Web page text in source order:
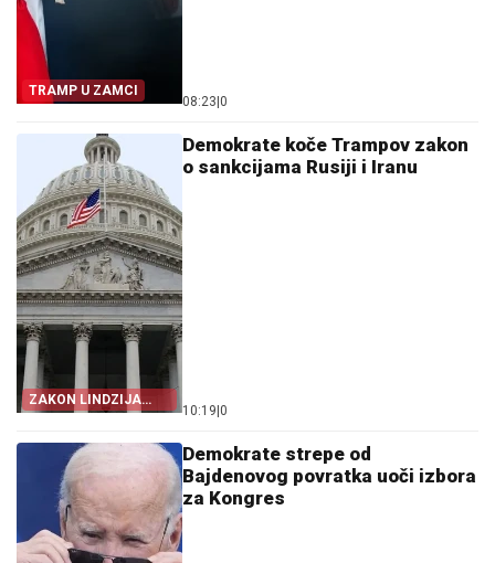
TRAMP U ZAMCI
08:23 0
ZAKON LINDZIJA
GREJEMA
Demokrate koče Trampov zakon
o sankcijama Rusiji i Iranu
10:19 0
Demokrate strepe od
Bajdenovog povratka uoči izbora
za Kongres